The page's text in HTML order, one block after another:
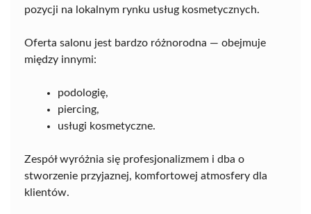
pozycji na lokalnym rynku usług kosmetycznych.
Oferta salonu jest bardzo różnorodna — obejmuje
między innymi:
podologię,
piercing,
usługi kosmetyczne.
Zespół wyróżnia się profesjonalizmem i dba o
stworzenie przyjaznej, komfortowej atmosfery dla
klientów.